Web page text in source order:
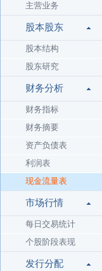
主营业务
股本股东
股本结构
股东研究
财务分析
财务指标
财务摘要
资产负债表
利润表
现金流量表
市场行情
每日交易统计
个股阶段表现
发行分配